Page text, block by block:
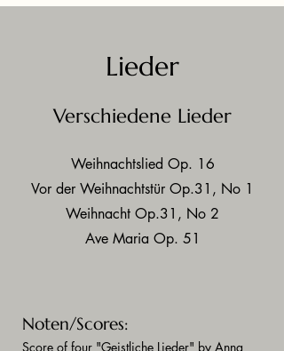
Lieder
Verschiedene Lieder
Weihnachtslied Op. 16
Vor der Weihnachtstür Op.31, No 1
Weihnacht Op.31, No 2
Ave Maria Op. 51
Noten/Scores:
Score of four "Geistliche Lieder" by Anna